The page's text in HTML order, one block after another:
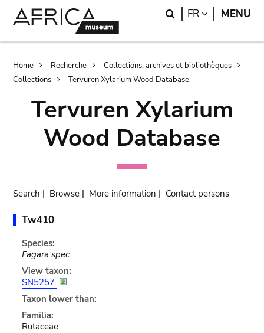
Search
FR LANGUAGE
MENU
Breadcrumb
Home Recherche
Collections, archives et bibliothèques
Collections
Tervuren Xylarium Wood Database
Tervuren Xylarium
Wood Database
Search | Browse | More information | Contact persons
Tw410
Species:
Fagara spec.
View taxon:
SN5257
Taxon lower than:
Familia:
Rutaceae